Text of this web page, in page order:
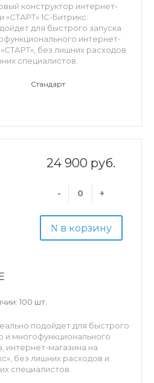
конструктор интернет-
1C-Битрикс.
для быстрого запуска
интернет-
без лишних расходов
специалистов.
обладает
возможностями,
под решение обширных
задач. INTEC.UniverseLite
любой сферы бизнеса, под
Стандарт
24 900 руб.
- +
в корзину
100 шт.
подойдет для быстрого
и многофункционального
интернет-магазина на
без лишних расходов и
специалистов.